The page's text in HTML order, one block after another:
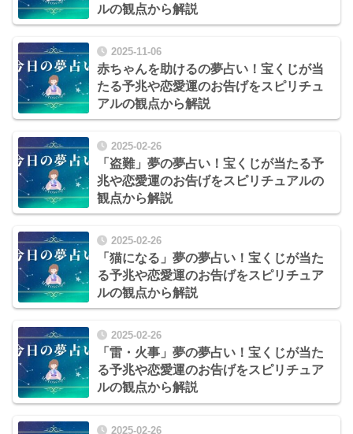
ルの観点から解説
2025-11-06
赤ちゃんを助けるの夢占い！宝くじが当
たる予兆や恋愛運のお告げをスピリチュ
アルの観点から解説
2025-02-26
「盗難」夢の夢占い！宝くじが当たる予
兆や恋愛運のお告げをスピリチュアルの
観点から解説
2025-02-26
「猫になる」夢の夢占い！宝くじが当た
る予兆や恋愛運のお告げをスピリチュア
ルの観点から解説
2025-02-26
「雷・火事」夢の夢占い！宝くじが当た
る予兆や恋愛運のお告げをスピリチュア
ルの観点から解説
2025-02-26